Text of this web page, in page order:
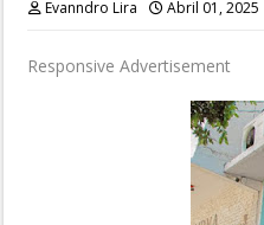
Evanndro Lira Abril 01, 2025
Responsive Advertisement